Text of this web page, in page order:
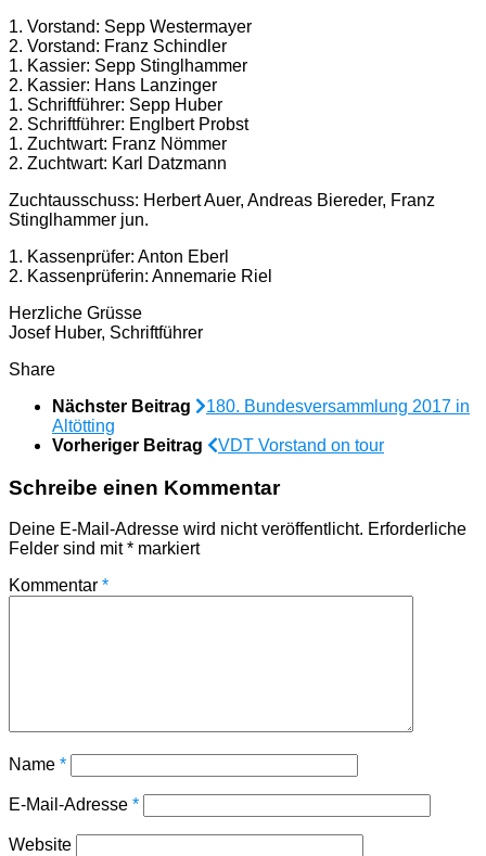
1. Vorstand: Sepp Westermayer
2. Vorstand: Franz Schindler
1. Kassier: Sepp Stinglhammer
2. Kassier: Hans Lanzinger
1. Schriftführer: Sepp Huber
2. Schriftführer: Englbert Probst
1. Zuchtwart: Franz Nömmer
2. Zuchtwart: Karl Datzmann
Zuchtausschuss: Herbert Auer, Andreas Biereder, Franz
Stinglhammer jun.
1. Kassenprüfer: Anton Eberl
2. Kassenprüferin: Annemarie Riel
Herzliche Grüsse
Josef Huber, Schriftführer
Share
Nächster Beitrag
180. Bundesversammlung 2017 in
Altötting
Vorheriger Beitrag
VDT Vorstand on tour
Schreibe einen Kommentar
Deine E-Mail-Adresse wird nicht veröffentlicht. Erforderliche
Felder sind mit* markiert
Kommentar *
Name *
E-Mail-Adresse *
Website